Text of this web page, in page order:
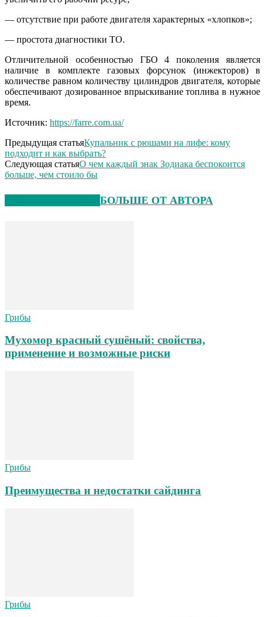
— отсутствие при работе двигателя характерных «хлопков»;
— простота диагностики ТО.
Отличительной особенностью ГБО 4 поколения является
наличие в комплекте газовых форсунок (инжекторов) в
количестве равном количеству цилиндров двигателя, которые
обеспечивают дозированное впрыскивание топлива в нужное
время.
Источник: https://farre.com.ua/
Предыдущая статьяКупальник с рюшами на лифе: кому
подходит и как выбрать?
Следующая статьяО чем каждый знак Зодиака беспокоится
больше, чем стоило бы
БОЛЬШЕ ОТ АВТОРА
Грибы
Мухомор красный сушёный: свойства,
применение и возможные риски
Грибы
Преимущества и недостатки сайдинга
Грибы